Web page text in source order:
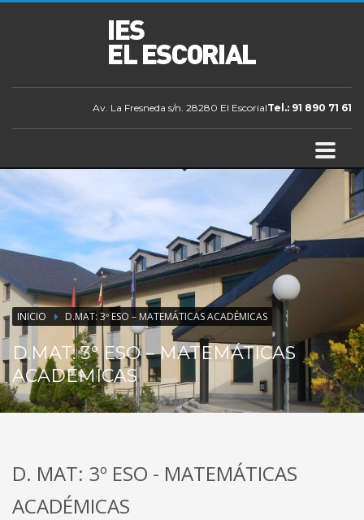
Av. La Fresneda s/n. 28280 El EscorialTel.: 91 890 71 61
INICIO D.MAT: 3º ESO – MATEMÁTICAS ACADÉMICAS
D.MAT: 3º ESO – MATEMÁTICAS
ACADÉMICAS
D. MAT: 3º ESO - MATEMÁTICAS
ACADÉMICAS